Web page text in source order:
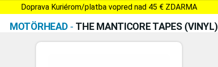
Doprava Kuriérom/platba vopred nad 45 € ZDARMA
MOTÖRHEAD - THE MANTICORE TAPES (VINYL)